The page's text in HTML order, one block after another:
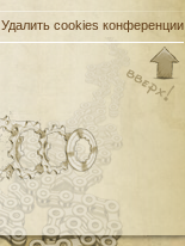
Удалить cookies конференции